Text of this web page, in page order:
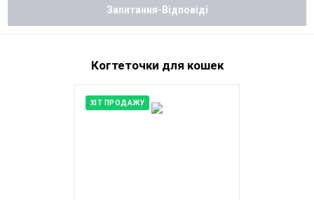
Запитання-Відповіді
Когтеточки для кошек
ХІТ ПРОДАЖУ